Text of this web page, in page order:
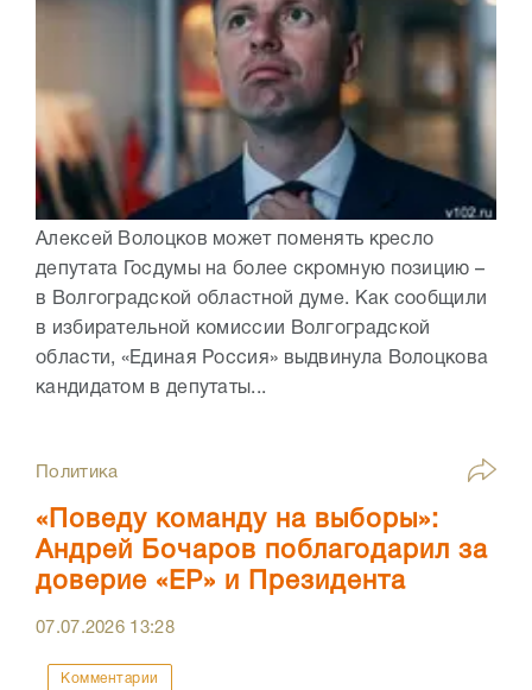
Алексей Волоцков может поменять кресло
депутата Госдумы на более скромную позицию –
в Волгоградской областной думе. Как сообщили
в избирательной комиссии Волгоградской
области, «Единая Россия» выдвинула Волоцкова
кандидатом в депутаты...
Политика
«Поведу команду на выборы»:
Андрей Бочаров поблагодарил за
доверие «ЕР» и Президента
07.07.2026 13:28
Комментарии